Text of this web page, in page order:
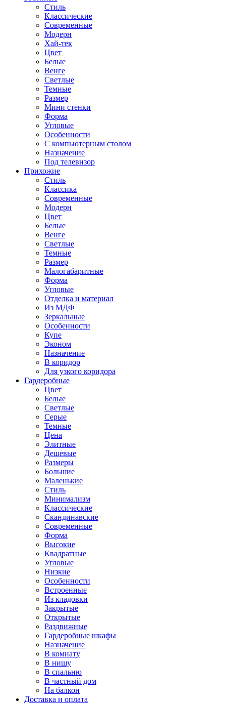
Стиль
Классические
Современные
Модерн
Хай-тек
Цвет
Белые
Венге
Светлые
Темные
Размер
Мини стенки
Форма
Угловые
Особенности
С компьютерным столом
Назначение
Под телевизор
Прихожие
Стиль
Классика
Современные
Модерн
Цвет
Белые
Венге
Светлые
Темные
Размер
Малогабаритные
Форма
Угловые
Отделка и материал
Из МДФ
Зеркальные
Особенности
Купе
Эконом
Назначение
В коридор
Для узкого коридора
Гардеробные
Цвет
Белые
Светлые
Серые
Темные
Цена
Элитные
Дешевые
Размеры
Большие
Маленькие
Стиль
Минимализм
Классические
Скандинавские
Современные
Форма
Высокие
Квадратные
Угловые
Низкие
Особенности
Встроенные
Из кладовки
Закрытые
Открытые
Раздвижные
Гардеробные шкафы
Назначение
В комнату
В нишу
В спальню
В частный дом
На балкон
Доставка и оплата